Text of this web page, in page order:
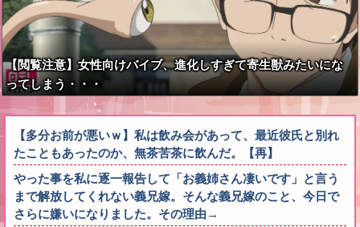
【閲覧注意】女性向けバイブ、進化しすぎて寄生獣みたいにな
ってしまう・・・
【多分お前が悪いｗ】私は飲み会があって、最近彼氏と別れ
たこともあったのか、無茶苦茶に飲んだ。【再】
やった事を私に逐一報告して「お義姉さん凄いです」と言う
まで解放してくれない義兄嫁。そんな義兄嫁のこと、今日で
さらに嫌いになりました。その理由→